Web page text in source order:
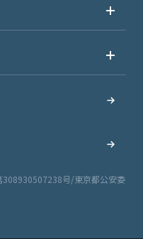
308930507238号/東京都公安委